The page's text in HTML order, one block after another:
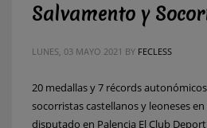
Salvamento y
LUNES, 03 MAYO 2021 BY FECLESS
20 medallas y 7 récords
socorristas castellanos y leoneses
disputado en Palencia El Club